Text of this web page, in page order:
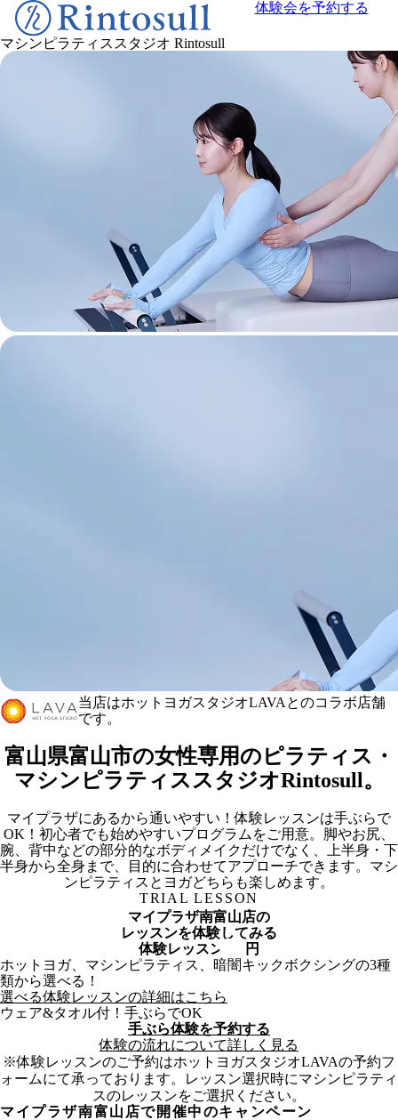
マシンピラティススタジオ Rintosull
体験会を予約する
Rintosullマイプラザ南富山店
（LAVAマイプラザ南富山店内）
当店はホットヨガスタジオLAVAとのコラボ店舗
です。
富山県富山市の女性専用のピラティス・
マシンピラティススタジオRintosull。
マイプラザにあるから通いやすい！体験レッスンは手ぶらで
OK！初心者でも始めやすいプログラムをご用意。脚やお尻、
腕、背中などの部分的なボディメイクだけでなく、上半身・下
半身から全身まで、目的に合わせてアプローチできます。マシ
ンピラティスとヨガどちらも楽しめます。
TRIAL LESSON
マイプラザ南富山店の
レッスンを体験してみる
体験レッスン
100 円
ホットヨガ、マシンピラティス、暗闇キックボクシングの3種
類から選べる！
選べる体験レッスンの詳細はこちら
ウェア&タオル付！手ぶらでOK
手ぶら体験を予約する
体験の流れについて詳しく見る
※体験レッスンのご予約はホットヨガスタジオLAVAの予約フ
ォームにて承っております。レッスン選択時にマシンピラティ
スのレッスンをご選択ください。
マイプラザ南富山 店で開催中のキャンペーン